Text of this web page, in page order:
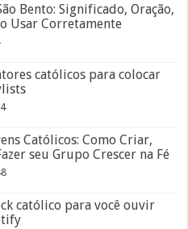
Bento: Significado, Oração,
Usar Corretamente
católicos para colocar
Católicos: Como Criar,
seu Grupo Crescer na Fé
católico para você ouvir